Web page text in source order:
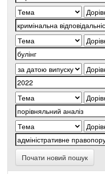
Почати новий пошук